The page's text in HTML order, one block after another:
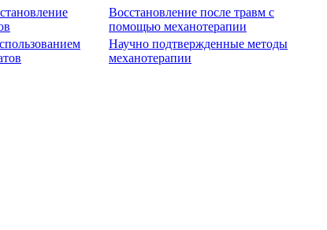
Восстановление после травм с
помощью механотерапии
Научно подтвержденные методы
механотерапии